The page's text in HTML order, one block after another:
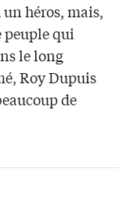
héros, mais,
peuple qui
le long
Roy Dupuis
de